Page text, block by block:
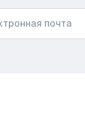
почта